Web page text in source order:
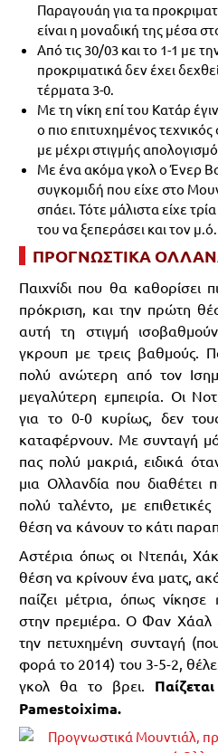
Παραγουάη για τα
είναι η μοναδική της μέσα
Από τις 30/03 και το 1-1 με
προκριματικά δεν έχει
τέρματα 3-0.
Με τη νίκη επί του Κατάρ
ο πιο επιτυχημένος
με μέχρι στιγμής
Με ένα ακόμα γκολ ο Ένερ
συγκομιδή που είχε στο
σπάει. Τότε μάλιστα είχε
του να ξεπεράσει και τον
ΠΡΟΓΝΩΣΤΙΚΑ
Παιχνίδι που θα καθορίσει
πρόκριση, και την πρώτη
αυτή τη στιγμή
γκρουπ με τρεις βαθμούς.
πολύ ανώτερη από τον
μεγαλύτερη εμπειρία. Οι
για το 0-0 κυρίως, δεν
καταφέρνουν. Με συνταγή
πας πολύ μακριά, ειδικά
μια Ολλανδία που διαθέτει
πολύ ταλέντο, με
θέση να κάνουν το κάτι
Αστέρια όπως οι Ντεπάι,
θέση να κρίνουν ένα ματς,
παίζει μέτρια, όπως
στην πρεμιέρα. Ο Φαν Χάαλ
την πετυχημένη συνταγή
φορά το 2014) του 3-5-2,
γκολ θα το βρει.
Pamestoixima.